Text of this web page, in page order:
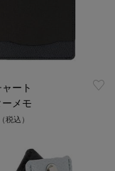
ート
メモ
（税込）